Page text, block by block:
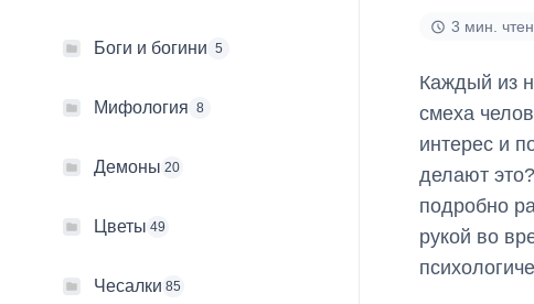
Боги и богини 5
Мифология 8
Демоны 20
Цветы 49
Чесалки 85
3 мин.
Каждый из
смеха
интерес и
делают
подробно
рукой во